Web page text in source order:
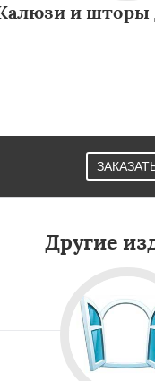
и шторы
Другие